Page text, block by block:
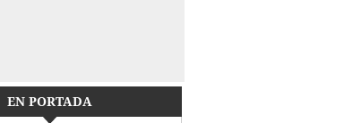
EN PORTADA